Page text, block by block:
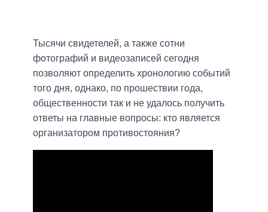
Тысячи свидетелей, а также сотни
фотографий и видеозаписей сегодня
позволяют определить хронологию событий
того дня, однако, по прошествии года,
общественности так и не удалось получить
ответы на главные вопросы: кто является
организатором противостояния?